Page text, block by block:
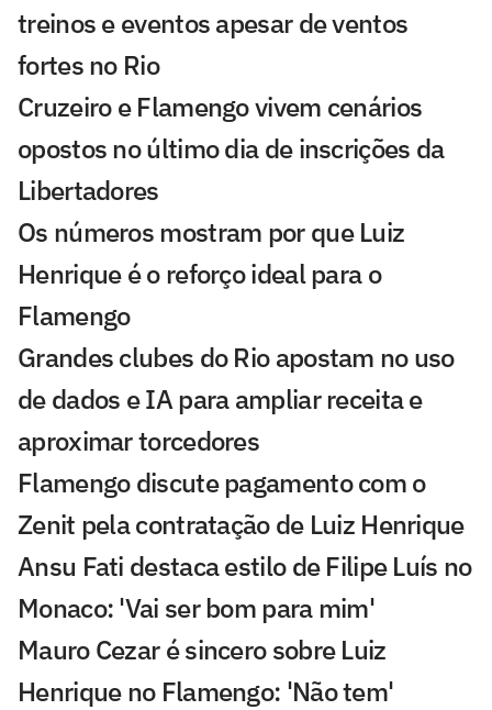
treinos e eventos apesar de ventos
fortes no Rio
Cruzeiro e Flamengo vivem cenários
opostos no último dia de inscrições da
Libertadores
Os números mostram por que Luiz
Henrique é o reforço ideal para o
Flamengo
Grandes clubes do Rio apostam no uso
de dados e IA para ampliar receita e
aproximar torcedores
Flamengo discute pagamento com o
Zenit pela contratação de Luiz Henrique
Ansu Fati destaca estilo de Filipe Luís no
Monaco: 'Vai ser bom para mim'
Mauro Cezar é sincero sobre Luiz
Henrique no Flamengo: 'Não tem'